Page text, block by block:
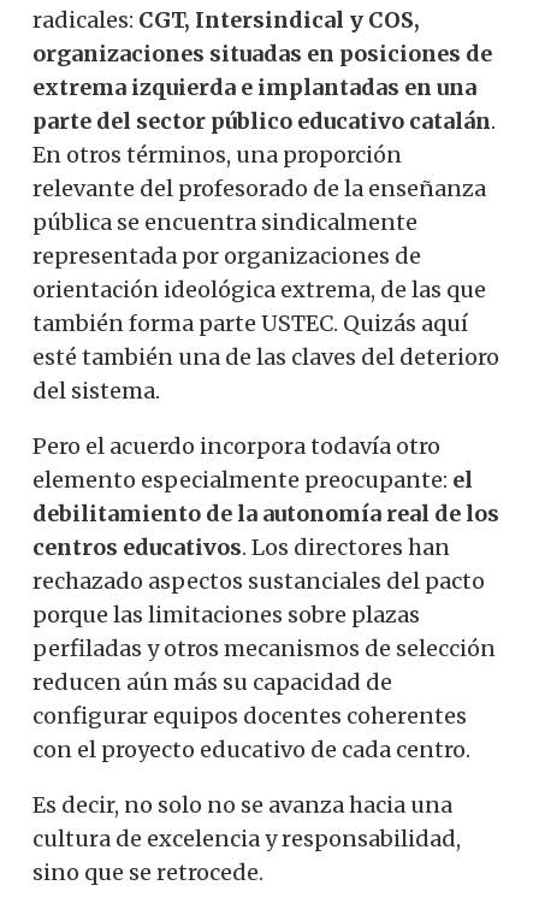
radicales: CGT, Intersindical y COS,
organizaciones situadas en posiciones de
extrema izquierda e implantadas en una
parte del sector público educativo catalán.
En otros términos, una proporción
relevante del profesorado de la enseñanza
pública se encuentra sindicalmente
representada por organizaciones de
orientación ideológica extrema, de las que
también forma parte USTEC. Quizás aquí
esté también una de las claves del deterioro
del sistema.
Pero el acuerdo incorpora todavía otro
elemento especialmente preocupante: el
debilitamiento de la autonomía real de los
centros educativos. Los directores han
rechazado aspectos sustanciales del pacto
porque las limitaciones sobre plazas
perfiladas y otros mecanismos de selección
reducen aún más su capacidad de
configurar equipos docentes coherentes
con el proyecto educativo de cada centro.
Es decir, no solo no se avanza hacia una
cultura de excelencia y responsabilidad,
sino que se retrocede.